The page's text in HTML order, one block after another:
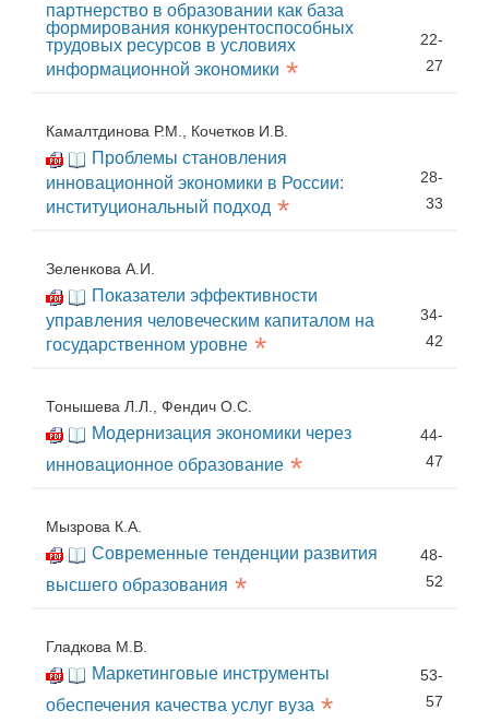
партнерство в образовании как база
формирования конкурентоспособных
трудовых ресурсов в условиях
информационной экономики *
22-
27
Камалтдинова Р.М., Кочетков И.В.
Проблемы становления
инновационной экономики в России:
институциональный подход *
28-
33
Зеленкова А.И.
Показатели эффективности
управления человеческим капиталом на
государственном уровне *
34-
42
Тонышева Л.Л., Фендич О.С.
Модернизация экономики через
инновационное образование *
44-
47
Мызрова К.А.
Современные тенденции развития
высшего образования *
48-
52
Гладкова М.В.
Маркетинговые инструменты
обеспечения качества услуг вуза *
53-
57